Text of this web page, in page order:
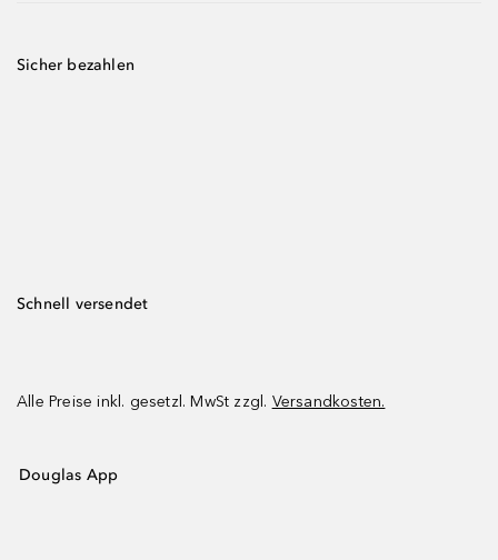
Sicher bezahlen
Schnell versendet
Alle Preise inkl. gesetzl. MwSt zzgl. Versandkosten.
Douglas App